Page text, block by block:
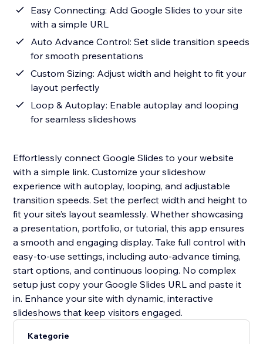
Easy Connecting: Add Google Slides to your site
with a simple URL
Auto Advance Control: Set slide transition speeds
for smooth presentations
Custom Sizing: Adjust width and height to fit your
layout perfectly
Loop & Autoplay: Enable autoplay and looping
for seamless slideshows
Effortlessly connect Google Slides to your website
with a simple link. Customize your slideshow
experience with autoplay, looping, and adjustable
transition speeds. Set the perfect width and height to
fit your site’s layout seamlessly. Whether showcasing
a presentation, portfolio, or tutorial, this app ensures
a smooth and engaging display. Take full control with
easy-to-use settings, including auto-advance timing,
start options, and continuous looping. No complex
setup just copy your Google Slides URL and paste it
in. Enhance your site with dynamic, interactive
slideshows that keep visitors engaged.
Kategorie